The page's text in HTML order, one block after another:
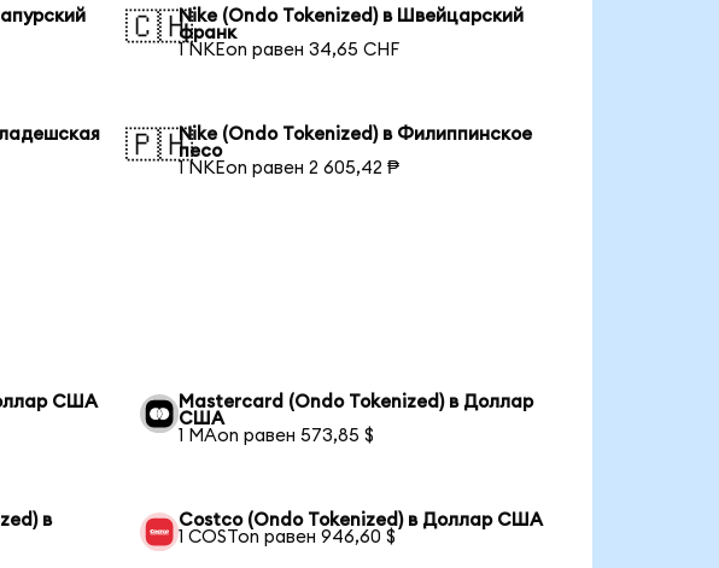
🇨🇭Nike (Ondo Tokenized) в Швейцарский
франк
1 NKEon равен 34,65 CHF
🇵🇭Nike (Ondo Tokenized) в Филиппинское
песо
1 NKEon равен 2 605,42 ₱
США
Mastercard (Ondo Tokenized) в Доллар
США
1 MAon равен 573,85 $
в
Costco (Ondo Tokenized) в Доллар США
1 COSTon равен 946,60 $